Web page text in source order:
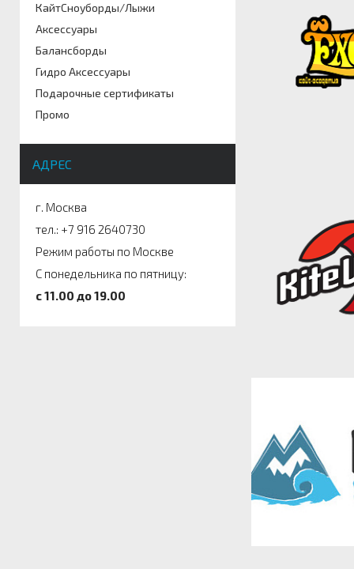
КайтСноуборды/Лыжи
Аксессуары
Балансборды
Гидро Аксессуары
Подарочные сертификаты
Промо
АДРЕС
г. Москва
тел.: +7 916 2640730
Режим работы по Москве
С понедельника по пятницу:
c 11.00 до 19.00